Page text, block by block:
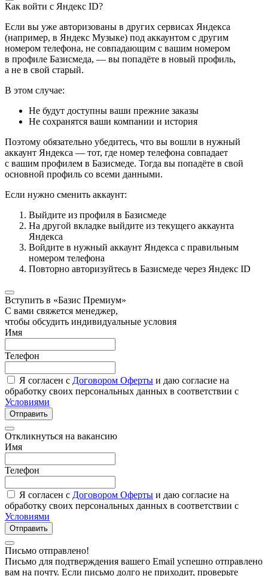
Как войти с Яндекс ID?
Если вы уже авторизованы в других сервисах Яндекса
(например, в Яндекс Музыке) под аккаунтом с другим
номером телефона, не совпадающим с вашим номером
в профиле Базисмеда, — вы попадёте в новый профиль,
а не в свой старый.
В этом случае:
Не будут доступны ваши прежние заказы
Не сохранятся ваши компании и история
Поэтому обязательно убедитесь, что вы вошли в нужный
аккаунт Яндекса — тот, где номер телефона совпадает
с вашим профилем в Базисмеде. Тогда вы попадёте в свой
основной профиль со всеми данными.
Если нужно сменить аккаунт:
Выйдите из профиля в Базисмеде
На другой вкладке выйдите из текущего аккаунта
Яндекса
Войдите в нужный аккаунт Яндекса с правильным
номером телефона
Повторно авторизуйтесь в Базисмеде через Яндекс ID
Вступить в «Базис Премиум»
С вами свяжется менеджер,
чтобы обсудить индивидуальные условия
Имя
Телефон
Я согласен с Договором Оферты и даю согласие на
обработку своих персональных данных в соответствии с
Условиями
Отправить
Откликнуться на вакансию
Имя
Телефон
Я согласен с Договором Оферты и даю согласие на
обработку своих персональных данных в соответствии с
Условиями
Отправить
Письмо отправлено!
Письмо для подтверждения вашего Email успешно отправлено
вам на почту. Если письмо долго не приходит, проверьте